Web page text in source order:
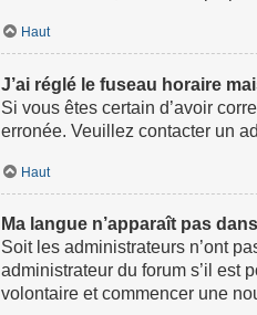
Haut
J’ai réglé le fuseau horaire
Si vous êtes certain d’avoir
erronée. Veuillez contacter un
Haut
Ma langue n’apparaît pas
Soit les administrateurs n’ont
administrateur du forum s’il est
volontaire et commencer une